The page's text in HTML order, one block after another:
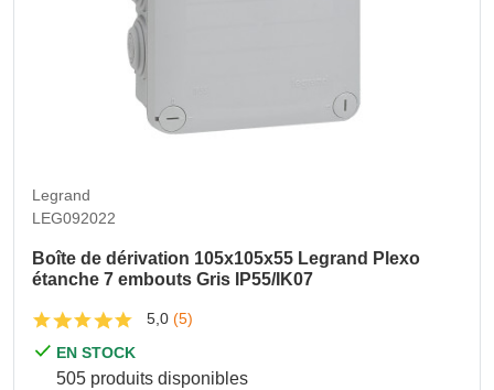
Legrand
LEG092022
Boîte de dérivation 105x105x55 Legrand Plexo
étanche 7 embouts Gris IP55/IK07
5,0 (5)
EN STOCK
505 produits disponibles